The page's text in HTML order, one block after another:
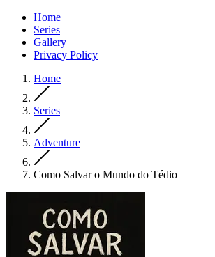
Home
Series
Gallery
Privacy Policy
Home
Series
Adventure
Como Salvar o Mundo do Tédio